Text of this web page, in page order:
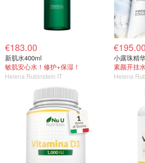
€183.00
新肌水400ml
敏肌安心水！修护+保湿！
Helena Rubinstein IT
€195.00
小露珠精
素颜开挂
Helena